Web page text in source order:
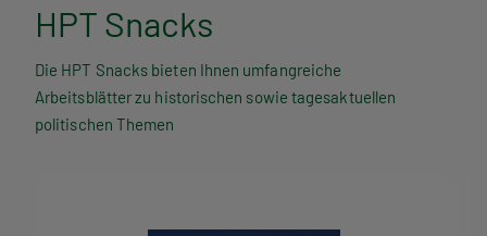
H
P
T
HPT Snacks
Die HPT Snacks bieten Ihnen umfangreiche
Arbeitsblätter zu historischen sowie tagesaktuellen
politischen Themen